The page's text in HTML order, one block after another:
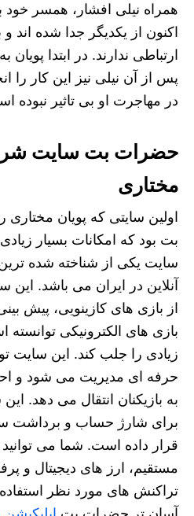
همراه نیلی افشار، همسر خود
اکنون از یکدیگر جدا شده اند و
ارتباطی ندارند. در ابتدا
پس از آن نیلی نیز این کار را
در مهاجرت او بی تاثیر نبوده
حضرات بت سایت
مختاری
اولین سایتی که پویان
بت بود که امکانات بسیار
سایت یکی از شناخته شده
آنلاین در ایران می باشد. این
از بازی های کازینویی، پیش
بازی های الکترونیکی
زیادی را جلب کند. این سایت
حرفه ای مدیریت می شود و
به بازیکنان انتقال می دهد.
برای شارژ حساب و برداشت سود
قرار داده است. شما می
مستقیم، ارز های دیجیتال و
تراکنش های مورد نظر